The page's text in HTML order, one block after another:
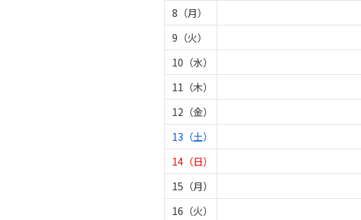
8（月）
9（火）
10（水）
11（木）
12（金）
13（土）
14（日）
15（月）
16（火）